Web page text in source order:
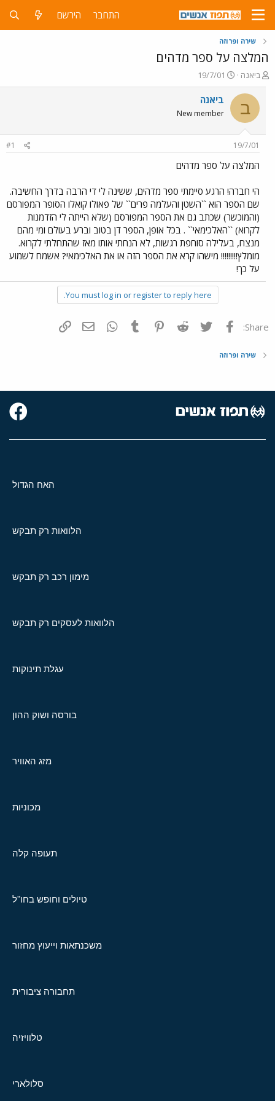
התחבר הירשם
שירה ופרוזה
המלצה על ספר מדהים
פ
ו
ת
ח
ה
ש
א
ביאנה
פ
ו
ר
ם
ר
19/7/01
ב ביאנה
New member
19/7/01
#1
המלצה על ספר מדהים
הי חברה! הרגע סיימתי ספר מדהים, ששינה לי די הרבה בדרך החשיבה.
שם הספר הוא ``השטן והעלמה פרים`` של פאולו קואלו הסופר המפורסם
(והמוכשר) שכתב גם את הספר המפורסם (שלא הייתה לי הזדמנות
לקרוא) ``האלכימאי`` . בכל אופן, הספר דן בטוב וברע בעולם ומי מהם
מנצח, בעלילה סוחפת רגשות, לא הנחתי אותו מאז שהתחלתי לקרוא.
מומלץ!!!!!!!!! מישהו קרא את הספר הזה או את האלכימאי? אשמח לשמוע
על כך!
You must log in or register to reply here.
Share: פייסבוק Twitter
Reddit
Pinterest
Tumblr
WhatsAppדואר אלקטרוני
שירה ופרוזה
האח הגדול
הלוואות רק תבקש
מימון רכב רק תבקש
הלוואות לעסקים רק תבקש
עגלת תינוקות
בורסה ושוק ההון
מזג האוויר
מכוניות
תעופה קלה
טיולים וחופש בחו"ל
משכנתאות וייעוץ מחזור
תחבורה ציבורית
טלוויזיה
סלולארי